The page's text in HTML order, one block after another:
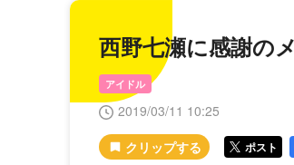
西野七瀬に感謝の
アイドル
2019/03/11 10:25
ポスト